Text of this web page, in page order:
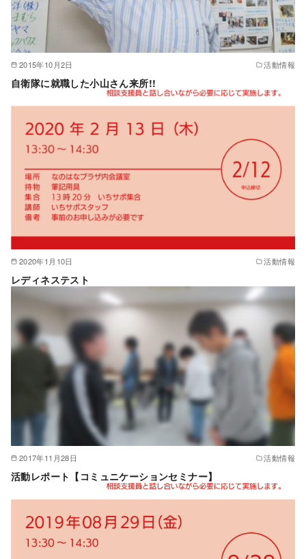
2015年10月2日 活動情報
自衛隊に就職した小山さん来所!!
2020年1月10日 活動情報
レディネステスト
2017年11月28日 活動情報
活動レポート【コミュニケーションセミナー】